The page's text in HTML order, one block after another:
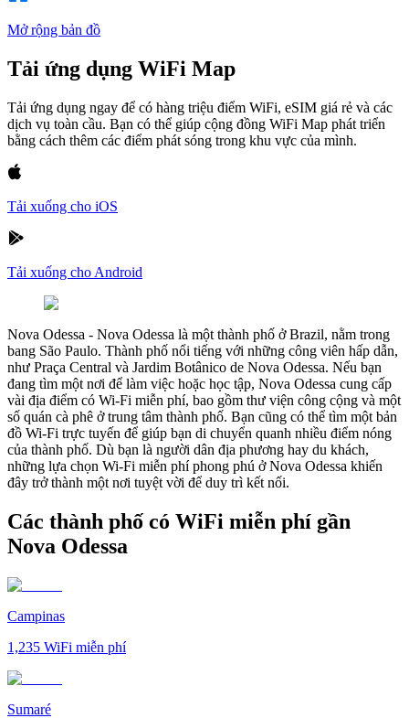
Mở rộng bản đồ
Tải ứng dụng WiFi Map
Tải ứng dụng ngay để có hàng triệu điểm WiFi, eSIM giá rẻ và các
dịch vụ toàn cầu. Bạn có thể giúp cộng đồng WiFi Map phát triển
bằng cách thêm các điểm phát sóng trong khu vực của mình.
Tải xuống cho iOS
Tải xuống cho Android
Nova Odessa - Nova Odessa là một thành phố ở Brazil, nằm trong
bang São Paulo. Thành phố nổi tiếng với những công viên hấp dẫn,
như Praça Central và Jardim Botânico de Nova Odessa. Nếu bạn
đang tìm một nơi để làm việc hoặc học tập, Nova Odessa cung cấp
vài địa điểm có Wi-Fi miễn phí, bao gồm thư viện công cộng và một
số quán cà phê ở trung tâm thành phố. Bạn cũng có thể tìm một bản
đồ Wi-Fi trực tuyến để giúp bạn di chuyển quanh nhiều điểm nóng
của thành phố. Dù bạn là người dân địa phương hay du khách,
những lựa chọn Wi-Fi miễn phí phong phú ở Nova Odessa khiến
đây trở thành một nơi tuyệt vời để duy trì kết nối.
Các thành phố có WiFi miễn phí gần
Nova Odessa
Campinas
1,235 WiFi miễn phí
Sumaré